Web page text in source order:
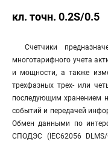
кл. точн. 0.2S/0.5
Счетчики
многотарифного учета
и мощности, а также
трехфазных трех- или
последующим хранением
событий и передачей
Обмен данными по
СПОДЭС (IEC62056